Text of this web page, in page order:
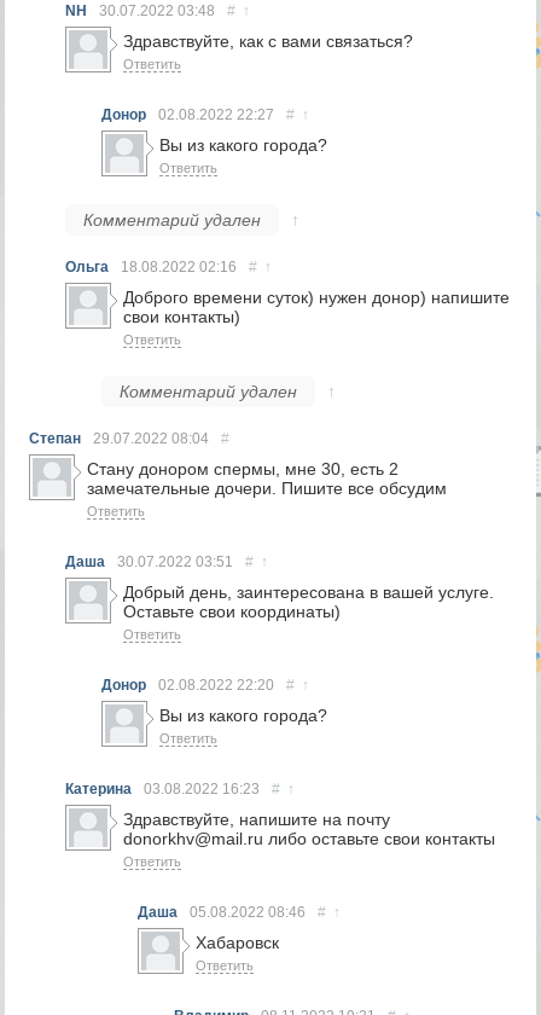
NH 30.07.2022 03:48 # ↑
Здравствуйте, как с вами связаться?
Ответить
Донор 02.08.2022 22:27 # ↑
Вы из какого города?
Ответить
Комментарий удален ↑
Ольга 18.08.2022 02:16 # ↑
Доброго времени суток) нужен донор) напишите
свои контакты)
Ответить
Комментарий удален ↑
Степан 29.07.2022 08:04 #
Стану донором спермы, мне 30, есть 2
замечательные дочери. Пишите все обсудим
Ответить
Даша 30.07.2022 03:51 # ↑
Добрый день, заинтересована в вашей услуге.
Оставьте свои координаты)
Ответить
Донор 02.08.2022 22:20 # ↑
Вы из какого города?
Ответить
Катерина 03.08.2022 16:23 # ↑
Здравствуйте, напишите на почту
donorkhv@mail.ru либо оставьте свои контакты
Ответить
Даша 05.08.2022 08:46 # ↑
Хабаровск
Ответить